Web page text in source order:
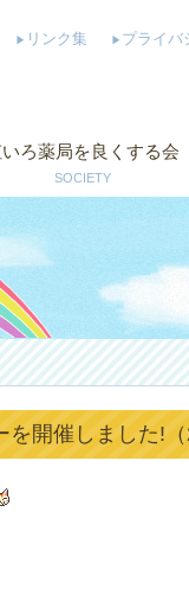
リンク集 プライバ
ろ薬局を良くする会
SOCIETY
開催しました!（